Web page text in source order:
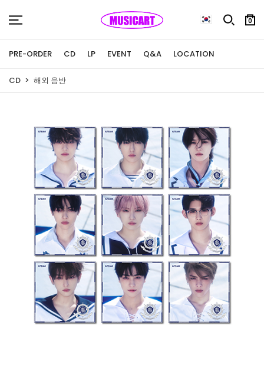
0
PRE-ORDER CD LP EVENT Q&A LOCATION
CD 해외 음반